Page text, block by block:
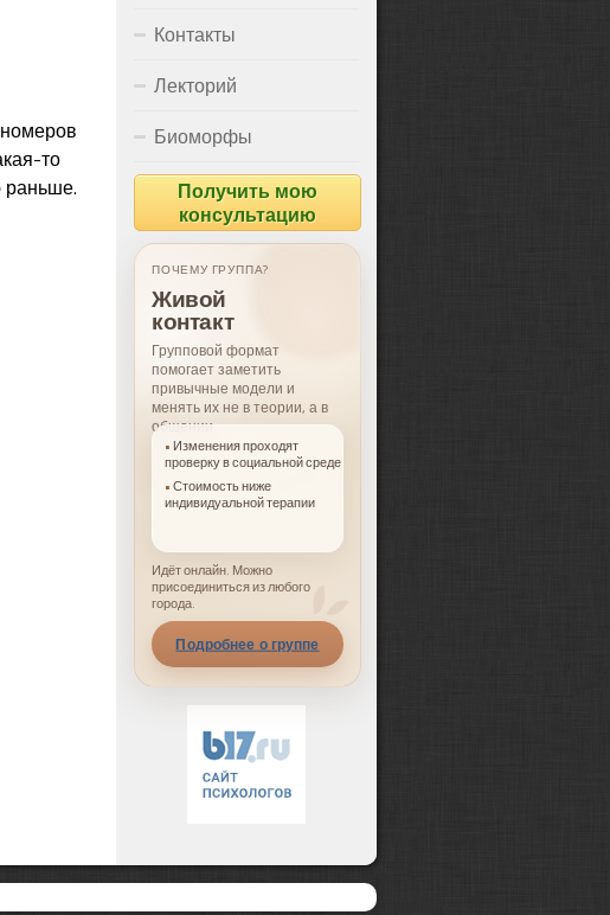
то
Контакты
Лекторий
Биоморфы
Получить мою
консультацию
ПОЧЕМУ ГРУППА?
Живой
контакт
Групповой формат
помогает заметить
привычные модели и
менять их не в теории, а в
общении.
Изменения проходят
проверку в социальной среде
Стоимость ниже
индивидуальной терапии
Идёт онлайн. Можно
присоединиться из любого
города.
Подробнее о группе